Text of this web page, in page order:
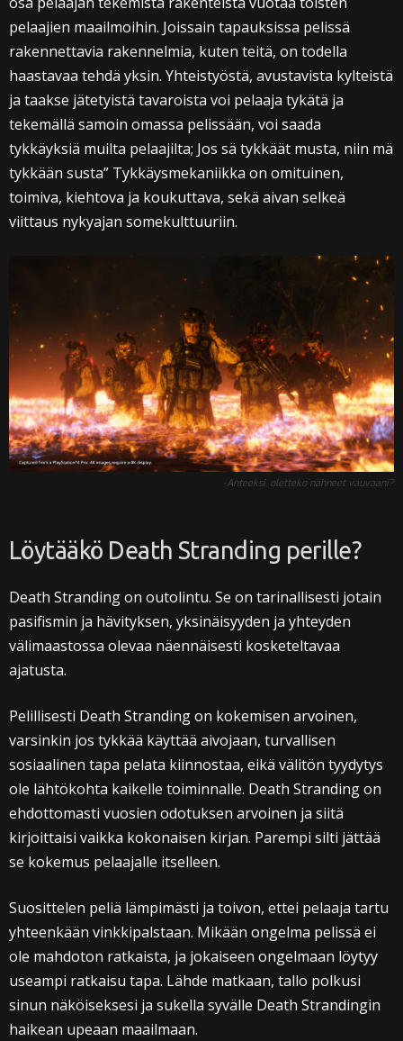
pelaajien maailmoihin. Joissain tapauksissa pelissä
rakennettavia rakennelmia, kuten teitä, on todella
haastavaa tehdä yksin. Yhteistyöstä, avustavista kylteistä
ja taakse jätetyistä tavaroista voi pelaaja tykätä ja
tekemällä samoin omassa pelissään, voi saada
tykkäyksiä muilta pelaajilta; Jos sä tykkäät musta, niin mä
tykkään susta” Tykkäysmekaniikka on omituinen,
toimiva, kiehtova ja koukuttava, sekä aivan selkeä
viittaus nykyajan somekulttuuriin.
-Anteeksi, oletteko nähneet vauvaani?
Löytääkö Death Stranding perille?
Death Stranding on outolintu. Se on tarinallisesti jotain
pasifismin ja hävityksen, yksinäisyyden ja yhteyden
välimaastossa olevaa näennäisesti kosketeltavaa
ajatusta.
Pelillisesti Death Stranding on kokemisen arvoinen,
varsinkin jos tykkää käyttää aivojaan, turvallisen
sosiaalinen tapa pelata kiinnostaa, eikä välitön tyydytys
ole lähtökohta kaikelle toiminnalle. Death Stranding on
ehdottomasti vuosien odotuksen arvoinen ja siitä
kirjoittaisi vaikka kokonaisen kirjan. Parempi silti jättää
se kokemus pelaajalle itselleen.
Suosittelen peliä lämpimästi ja toivon, ettei pelaaja tartu
yhteenkään vinkkipalstaan. Mikään ongelma pelissä ei
ole mahdoton ratkaista, ja jokaiseen ongelmaan löytyy
useampi ratkaisu tapa. Lähde matkaan, tallo polkusi
sinun näköiseksesi ja sukella syvälle Death Strandingin
haikean upeaan maailmaan.